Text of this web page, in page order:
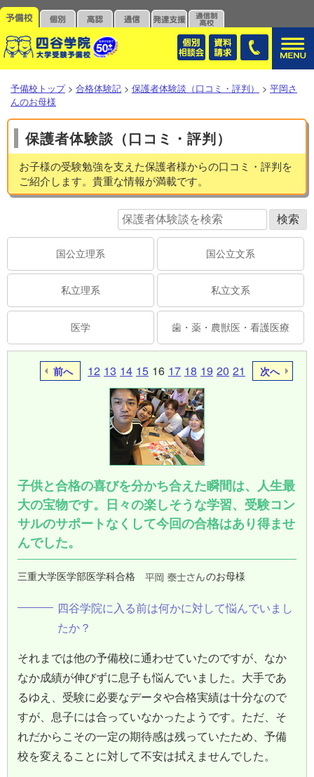
予備校トップ > 合格体験記 > 保護者体験談（口コミ・評判） > 平岡さ
んのお母様
保護者体験談（口コミ・評判）
お子様の受験勉強を支えた保護者様からの口コミ・評判を
ご紹介します。貴重な情報が満載です。
国公立理系 国公立文系
私立理系 私立文系
医学 歯・薬・農獣医・看護医療
前へ 12 13 14 15 16 17 18 19 20 21 次へ
子供と合格の喜びを分かち合えた瞬間は、人生最
大の宝物です。日々の楽しそうな学習、受験コン
サルのサポートなくして今回の合格はあり得ませ
んでした。
三重大学医学部医学科合格 のお母様
四谷学院に入る前は何かに対して悩んでいまし
たか？
それまでは他の予備校に通わせていたのですが、なか
なか成績が伸びずに息子も悩んでいました。大手であ
るゆえ、受験に必要なデータや合格実績は十分なので
すが、息子には合っていなかったようです。ただ、そ
れだからこその一定の期待感は残っていたため、予備
校を変えることに対して不安は拭えませんでした。